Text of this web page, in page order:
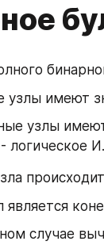
узлы имеют
узлы
логическое И.
является
случае